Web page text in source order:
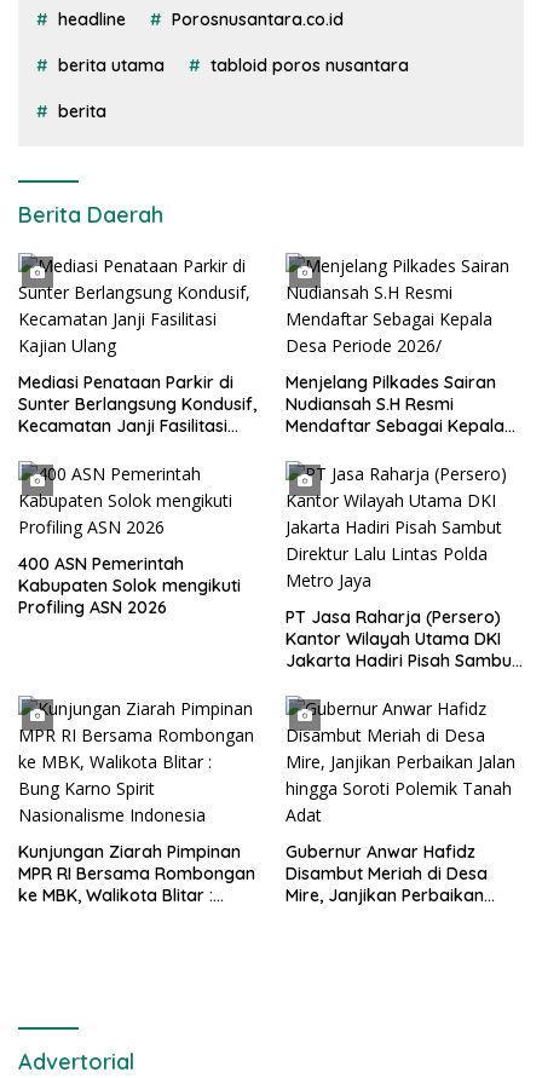
headline Porosnusantara.co.id
berita utama tabloid poros nusantara
berita
Berita Daerah
Mediasi Penataan Parkir di
Sunter Berlangsung Kondusif,
Kecamatan Janji Fasilitasi
Menjelang Pilkades Sairan
Nudiansah S.H Resmi
Mendaftar Sebagai Kepala
400 ASN Pemerintah
Kabupaten Solok mengikuti
Profiling ASN 2026
PT Jasa Raharja (Persero)
Kantor Wilayah Utama DKI
Jakarta Hadiri Pisah Sambut
Metro Jaya
Kunjungan Ziarah Pimpinan
MPR RI Bersama Rombongan
ke MBK, Walikota Blitar :
Gubernur Anwar Hafidz
Disambut Meriah di Desa
Mire, Janjikan Perbaikan
Advertorial